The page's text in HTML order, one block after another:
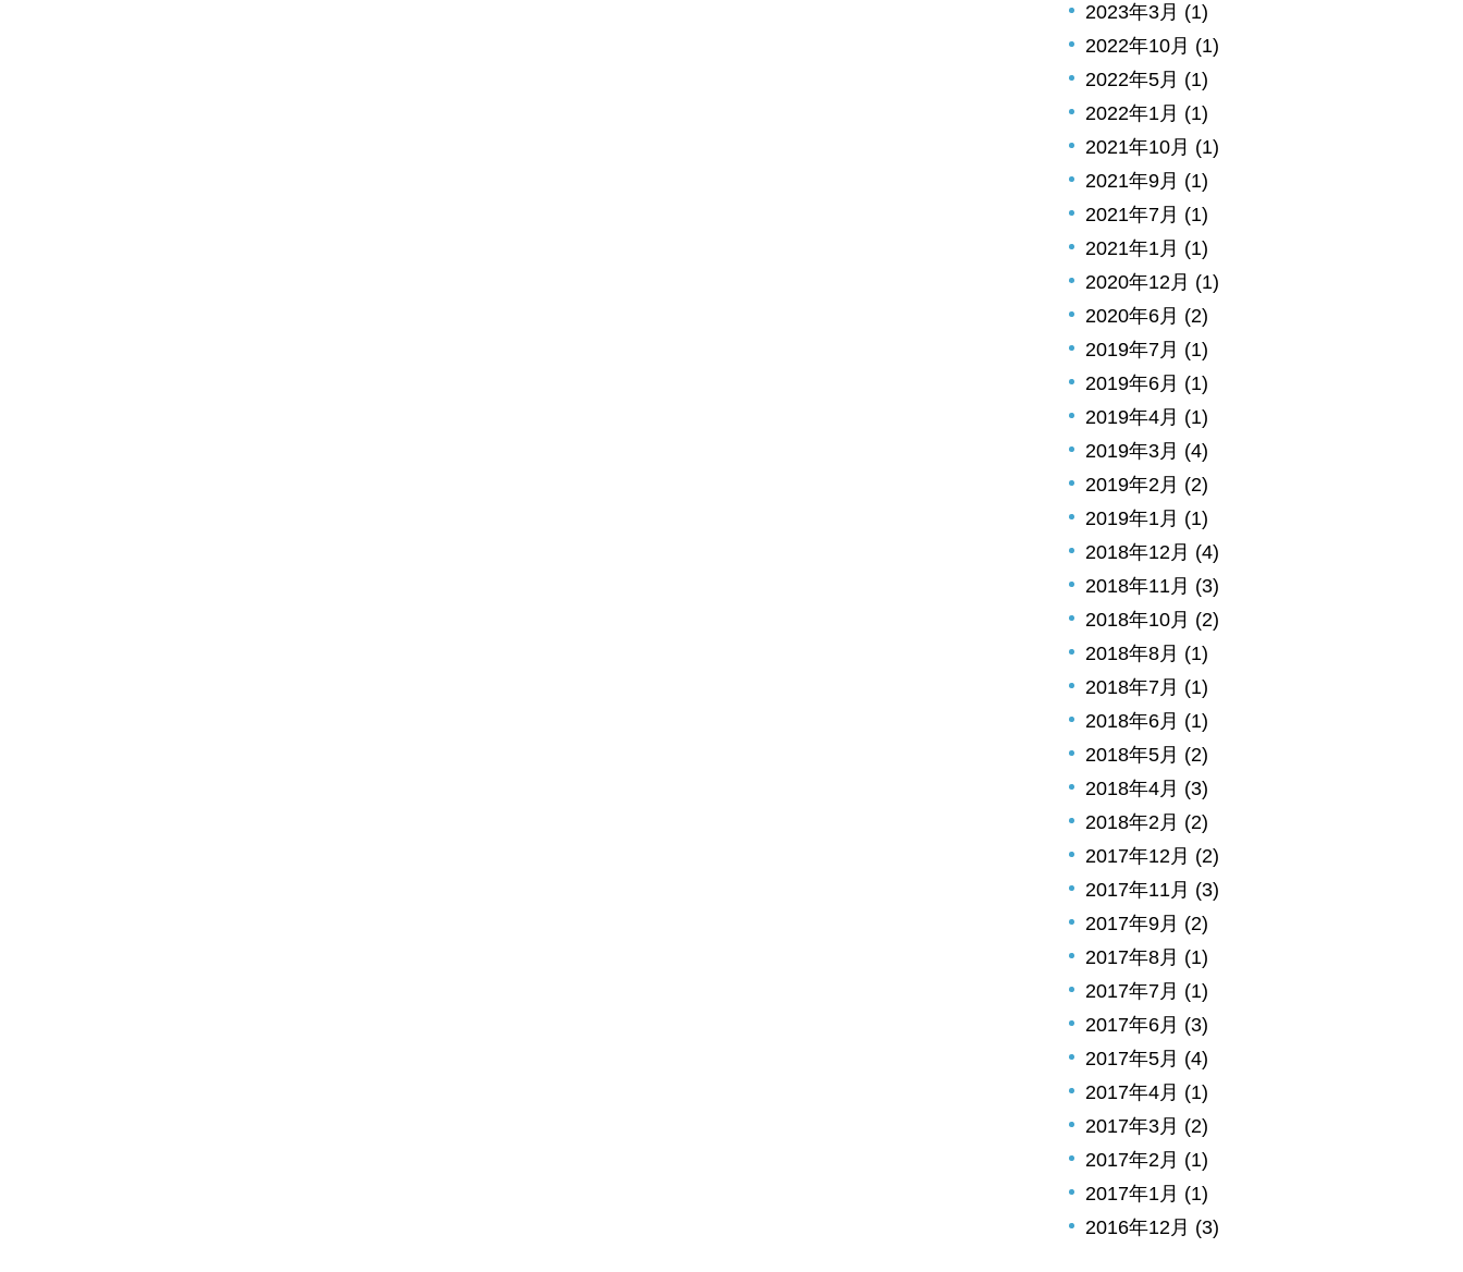
2023年3月 (1)
2022年10月 (1)
2022年5月 (1)
2022年1月 (1)
2021年10月 (1)
2021年9月 (1)
2021年7月 (1)
2021年1月 (1)
2020年12月 (1)
2020年6月 (2)
2019年7月 (1)
2019年6月 (1)
2019年4月 (1)
2019年3月 (4)
2019年2月 (2)
2019年1月 (1)
2018年12月 (4)
2018年11月 (3)
2018年10月 (2)
2018年8月 (1)
2018年7月 (1)
2018年6月 (1)
2018年5月 (2)
2018年4月 (3)
2018年2月 (2)
2017年12月 (2)
2017年11月 (3)
2017年9月 (2)
2017年8月 (1)
2017年7月 (1)
2017年6月 (3)
2017年5月 (4)
2017年4月 (1)
2017年3月 (2)
2017年2月 (1)
2017年1月 (1)
2016年12月 (3)